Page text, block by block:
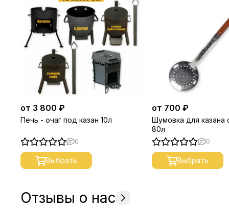
от 3 800 ₽
Печь - очаг под казан 10л
0
Выбрать
от 700 ₽
Шумовка для казана
80л
0
Выбрать
Отзывы о нас